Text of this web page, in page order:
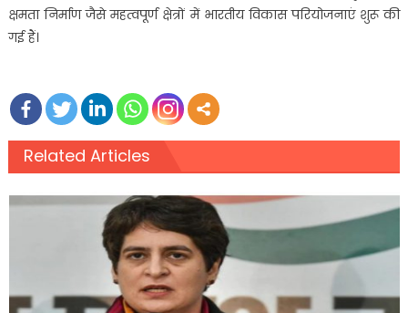
क्षमता निर्माण जैसे महत्वपूर्ण क्षेत्रों में भारतीय विकास परियोजनाएं शुरू की
गई हैं।
Related Articles